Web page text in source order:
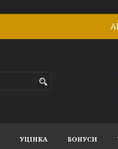
УЦІНКА БОНУСИ